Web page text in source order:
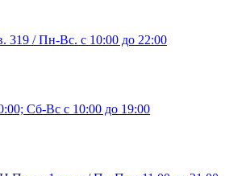
319 / Пн-Вс. с 10:00 до 22:00
Сб-Вс с 10:00 до 19:00